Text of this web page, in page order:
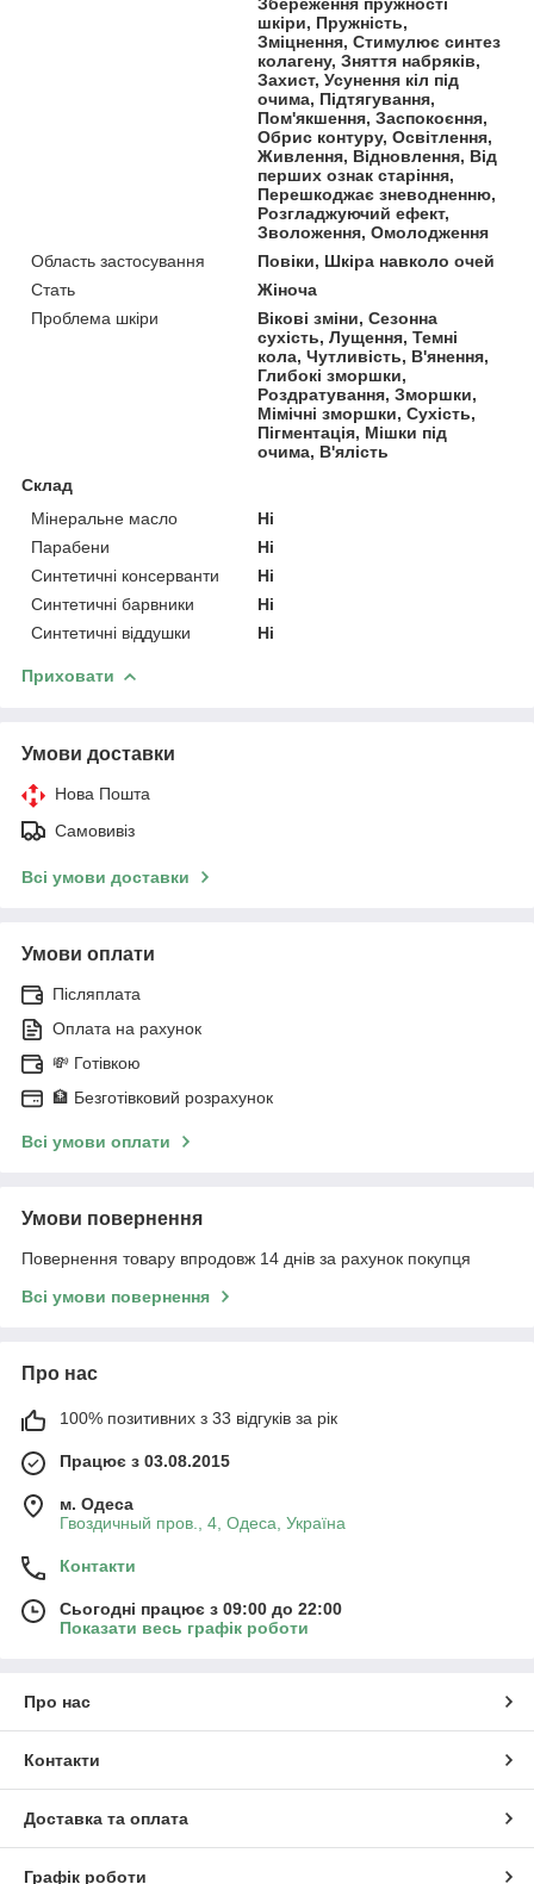
шкіри, Пружність,
Зміцнення, Стимулює синтез
колагену, Зняття набряків,
Захист, Усунення кіл під
очима, Підтягування,
Пом'якшення, Заспокоєння,
Обрис контуру, Освітлення,
Живлення, Відновлення, Від
перших ознак старіння,
Перешкоджає зневодненню,
Розгладжуючий ефект,
Зволоження, Омолодження
Область застосування
Повіки, Шкіра навколо очей
Стать
Жіноча
Проблема шкіри
Вікові зміни, Сезонна
сухість, Лущення, Темні
кола, Чутливість, В'янення,
Глибокі зморшки,
Роздратування, Зморшки,
Мімічні зморшки, Сухість,
Пігментація, Мішки під
очима, В'ялість
Склад
Мінеральне масло
Ні
Парабени
Ні
Синтетичні консерванти
Ні
Синтетичні барвники
Ні
Синтетичні віддушки
Ні
Приховати
Умови доставки
Нова Пошта
Самовивіз
Всі умови доставки
Умови оплати
Післяплата
Оплата на рахунок
💸 Готівкою
🏦 Безготівковий розрахунок
Всі умови оплати
Умови повернення
Повернення товару впродовж 14 днів за рахунок покупця
Всі умови повернення
Про нас
100% позитивних з 33 відгуків за рік
Працює з 03.08.2015
м. Одеса
Гвоздичный пров., 4, Одеса, Україна
Контакти
Сьогодні працює з 09:00 до 22:00
Показати весь графік роботи
Про нас
Контакти
Доставка та оплата
Графік роботи